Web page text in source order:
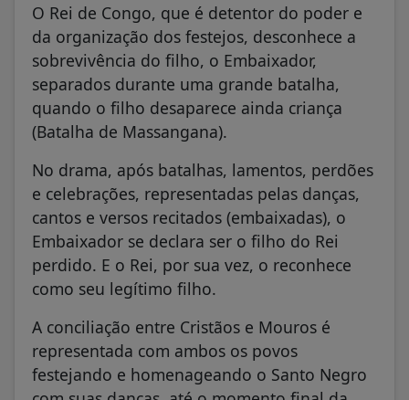
O Rei de Congo, que é detentor do poder e
da organização dos festejos, desconhece a
sobrevivência do filho, o Embaixador,
separados durante uma grande batalha,
quando o filho desaparece ainda criança
(Batalha de Massangana).
No drama, após batalhas, lamentos, perdões
e celebrações, representadas pelas danças,
cantos e versos recitados (embaixadas), o
Embaixador se declara ser o filho do Rei
perdido. E o Rei, por sua vez, o reconhece
como seu legítimo filho.
A conciliação entre Cristãos e Mouros é
representada com ambos os povos
festejando e homenageando o Santo Negro